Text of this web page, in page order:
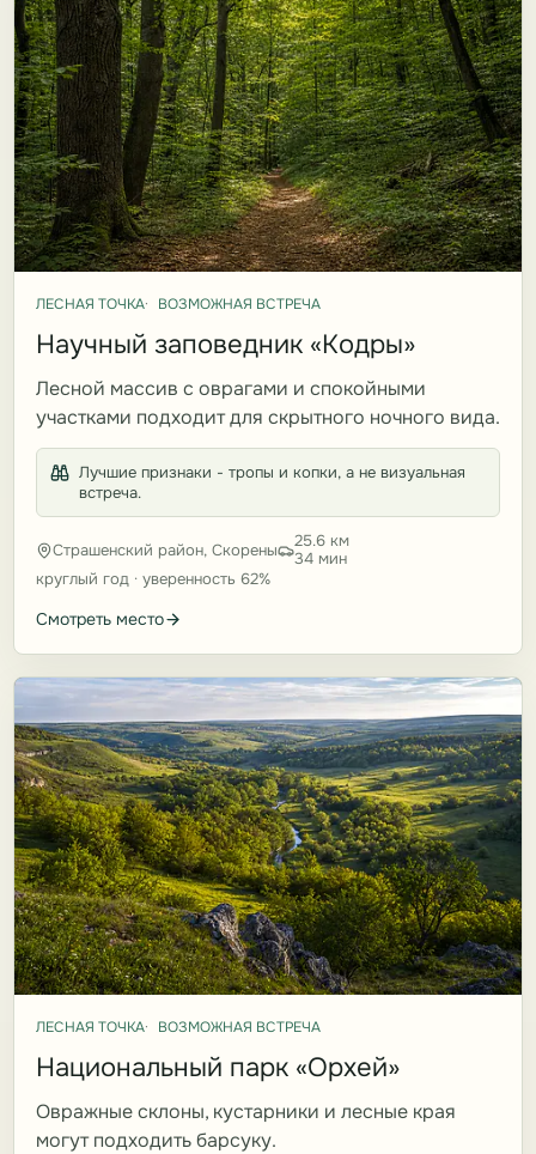
ЛЕСНАЯ ТОЧКА ВОЗМОЖНАЯ ВСТРЕЧА
Научный заповедник «Кодры»
Лесной массив с оврагами и спокойными
участками подходит для скрытного ночного вида.
Лучшие признаки - тропы и копки, а не визуальная
встреча.
Страшенский район, Скорены
25.6 км
34 мин
круглый год · уверенность 62%
Смотреть место
ЛЕСНАЯ ТОЧКА ВОЗМОЖНАЯ ВСТРЕЧА
Национальный парк «Орхей»
Овражные склоны, кустарники и лесные края
могут подходить барсуку.